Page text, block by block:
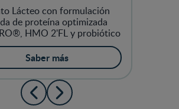
Lácteo con formulación
de proteína optimizada
HMO 2'FL y probiótico
Saber más